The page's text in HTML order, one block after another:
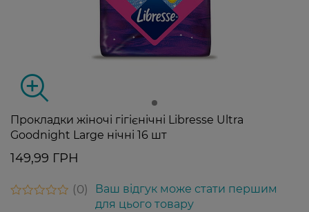
Прокладки жіночі гігієнічні Libresse Ultra
Goodnight Large нічні 16 шт
149,99 ГРН
0
Ваш відгук може стати першим
для цього товару